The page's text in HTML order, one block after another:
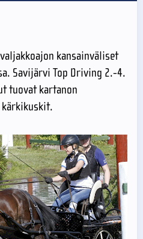
kansainväliset
Savijärvi Top Driving 2.-4.
tuovat kartanon